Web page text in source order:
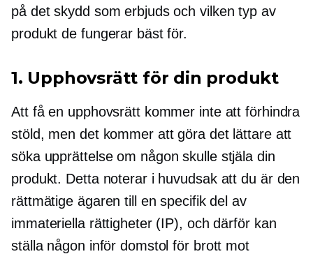
på det skydd som erbjuds och vilken typ av
produkt de fungerar bäst för.
1. Upphovsrätt för din produkt
Att få en upphovsrätt kommer inte att förhindra
stöld, men det kommer att göra det lättare att
söka upprättelse om någon skulle stjäla din
produkt. Detta noterar i huvudsak att du är den
rättmätige ägaren till en specifik del av
immateriella rättigheter (IP), och därför kan
ställa någon inför domstol för brott mot